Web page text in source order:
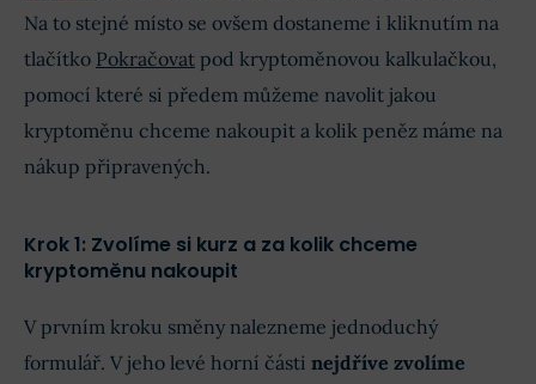
Na to stejné místo se ovšem dostaneme i kliknutím na
tlačítko Pokračovat pod kryptoměnovou kalkulačkou,
pomocí které si předem můžeme navolit jakou
kryptoměnu chceme nakoupit a kolik peněz máme na
nákup připravených.
Krok 1: Zvolíme si kurz a za kolik chceme
kryptoměnu nakoupit
V prvním kroku směny nalezneme jednoduchý
formulář. V jeho levé horní části nejdříve zvolíme